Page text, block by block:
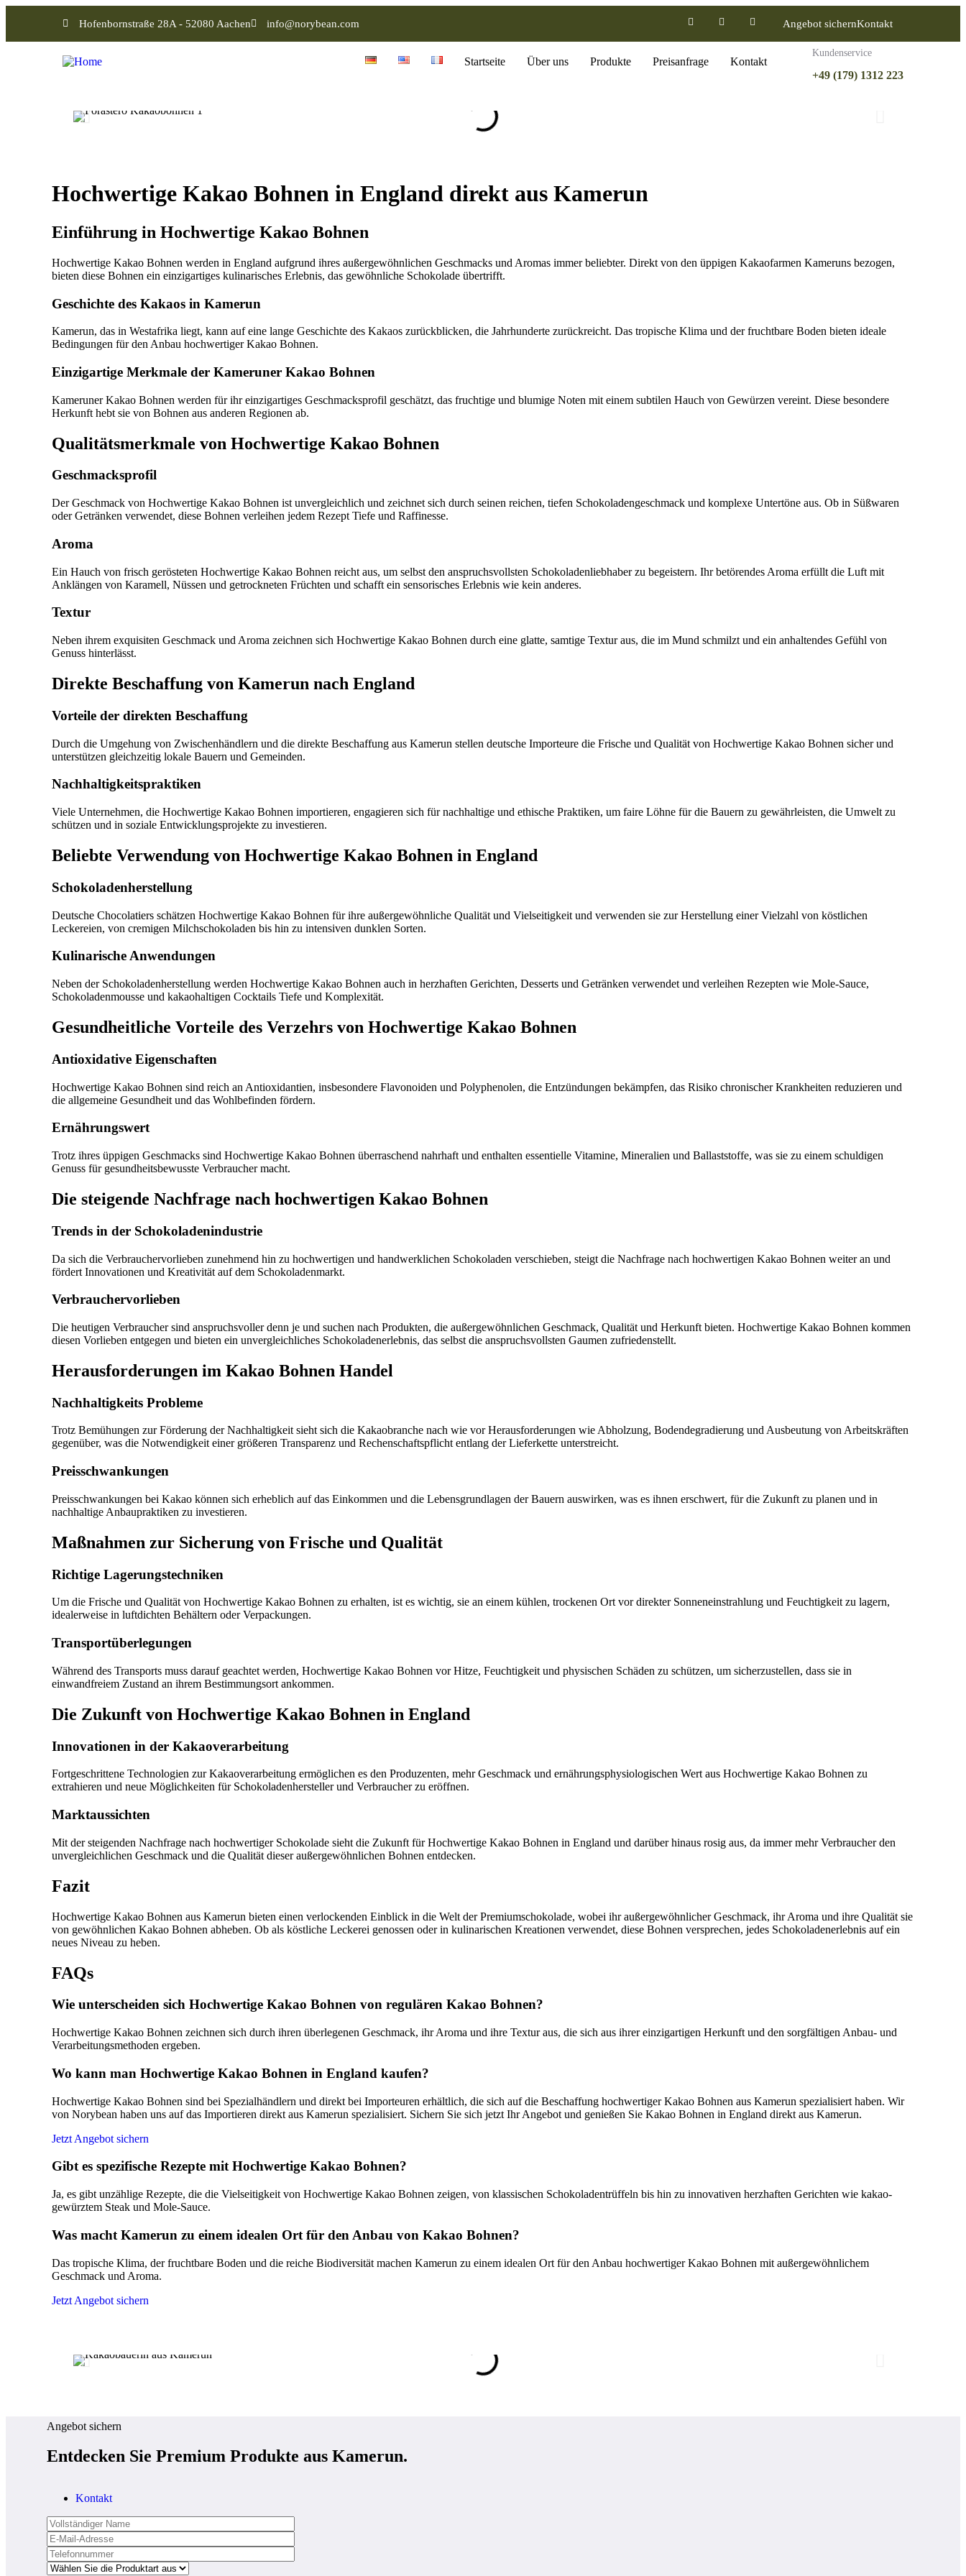
Hofenbornstraße 28A - 52080 Aachen info@norybean.com Angebot sichernKontakt
Startseite Über uns Produkte Preisanfrage Kontakt
Kundenservice
+49 (179) 1312 223
Hochwertige Kakao Bohnen in England direkt aus Kamerun
Einführung in Hochwertige Kakao Bohnen
Hochwertige Kakao Bohnen werden in England aufgrund ihres außergewöhnlichen Geschmacks und Aromas immer beliebter. Direkt von den üppigen Kakaofarmen Kameruns bezogen,
bieten diese Bohnen ein einzigartiges kulinarisches Erlebnis, das gewöhnliche Schokolade übertrifft.
Geschichte des Kakaos in Kamerun
Kamerun, das in Westafrika liegt, kann auf eine lange Geschichte des Kakaos zurückblicken, die Jahrhunderte zurückreicht. Das tropische Klima und der fruchtbare Boden bieten ideale
Bedingungen für den Anbau hochwertiger Kakao Bohnen.
Einzigartige Merkmale der Kameruner Kakao Bohnen
Kameruner Kakao Bohnen werden für ihr einzigartiges Geschmacksprofil geschätzt, das fruchtige und blumige Noten mit einem subtilen Hauch von Gewürzen vereint. Diese besondere
Herkunft hebt sie von Bohnen aus anderen Regionen ab.
Qualitätsmerkmale von Hochwertige Kakao Bohnen
Geschmacksprofil
Der Geschmack von Hochwertige Kakao Bohnen ist unvergleichlich und zeichnet sich durch seinen reichen, tiefen Schokoladengeschmack und komplexe Untertöne aus. Ob in Süßwaren
oder Getränken verwendet, diese Bohnen verleihen jedem Rezept Tiefe und Raffinesse.
Aroma
Ein Hauch von frisch gerösteten Hochwertige Kakao Bohnen reicht aus, um selbst den anspruchsvollsten Schokoladenliebhaber zu begeistern. Ihr betörendes Aroma erfüllt die Luft mit
Anklängen von Karamell, Nüssen und getrockneten Früchten und schafft ein sensorisches Erlebnis wie kein anderes.
Textur
Neben ihrem exquisiten Geschmack und Aroma zeichnen sich Hochwertige Kakao Bohnen durch eine glatte, samtige Textur aus, die im Mund schmilzt und ein anhaltendes Gefühl von
Genuss hinterlässt.
Direkte Beschaffung von Kamerun nach England
Vorteile der direkten Beschaffung
Durch die Umgehung von Zwischenhändlern und die direkte Beschaffung aus Kamerun stellen deutsche Importeure die Frische und Qualität von Hochwertige Kakao Bohnen sicher und
unterstützen gleichzeitig lokale Bauern und Gemeinden.
Nachhaltigkeitspraktiken
Viele Unternehmen, die Hochwertige Kakao Bohnen importieren, engagieren sich für nachhaltige und ethische Praktiken, um faire Löhne für die Bauern zu gewährleisten, die Umwelt zu
schützen und in soziale Entwicklungsprojekte zu investieren.
Beliebte Verwendung von Hochwertige Kakao Bohnen in England
Schokoladenherstellung
Deutsche Chocolatiers schätzen Hochwertige Kakao Bohnen für ihre außergewöhnliche Qualität und Vielseitigkeit und verwenden sie zur Herstellung einer Vielzahl von köstlichen
Leckereien, von cremigen Milchschokoladen bis hin zu intensiven dunklen Sorten.
Kulinarische Anwendungen
Neben der Schokoladenherstellung werden Hochwertige Kakao Bohnen auch in herzhaften Gerichten, Desserts und Getränken verwendet und verleihen Rezepten wie Mole-Sauce,
Schokoladenmousse und kakaohaltigen Cocktails Tiefe und Komplexität.
Gesundheitliche Vorteile des Verzehrs von Hochwertige Kakao Bohnen
Antioxidative Eigenschaften
Hochwertige Kakao Bohnen sind reich an Antioxidantien, insbesondere Flavonoiden und Polyphenolen, die Entzündungen bekämpfen, das Risiko chronischer Krankheiten reduzieren und
die allgemeine Gesundheit und das Wohlbefinden fördern.
Ernährungswert
Trotz ihres üppigen Geschmacks sind Hochwertige Kakao Bohnen überraschend nahrhaft und enthalten essentielle Vitamine, Mineralien und Ballaststoffe, was sie zu einem schuldigen
Genuss für gesundheitsbewusste Verbraucher macht.
Die steigende Nachfrage nach hochwertigen Kakao Bohnen
Trends in der Schokoladenindustrie
Da sich die Verbrauchervorlieben zunehmend hin zu hochwertigen und handwerklichen Schokoladen verschieben, steigt die Nachfrage nach hochwertigen Kakao Bohnen weiter an und
fördert Innovationen und Kreativität auf dem Schokoladenmarkt.
Verbrauchervorlieben
Die heutigen Verbraucher sind anspruchsvoller denn je und suchen nach Produkten, die außergewöhnlichen Geschmack, Qualität und Herkunft bieten. Hochwertige Kakao Bohnen kommen
diesen Vorlieben entgegen und bieten ein unvergleichliches Schokoladenerlebnis, das selbst die anspruchsvollsten Gaumen zufriedenstellt.
Herausforderungen im Kakao Bohnen Handel
Nachhaltigkeits Probleme
Trotz Bemühungen zur Förderung der Nachhaltigkeit sieht sich die Kakaobranche nach wie vor Herausforderungen wie Abholzung, Bodendegradierung und Ausbeutung von Arbeitskräften
gegenüber, was die Notwendigkeit einer größeren Transparenz und Rechenschaftspflicht entlang der Lieferkette unterstreicht.
Preisschwankungen
Preisschwankungen bei Kakao können sich erheblich auf das Einkommen und die Lebensgrundlagen der Bauern auswirken, was es ihnen erschwert, für die Zukunft zu planen und in
nachhaltige Anbaupraktiken zu investieren.
Maßnahmen zur Sicherung von Frische und Qualität
Richtige Lagerungstechniken
Um die Frische und Qualität von Hochwertige Kakao Bohnen zu erhalten, ist es wichtig, sie an einem kühlen, trockenen Ort vor direkter Sonneneinstrahlung und Feuchtigkeit zu lagern,
idealerweise in luftdichten Behältern oder Verpackungen.
Transportüberlegungen
Während des Transports muss darauf geachtet werden, Hochwertige Kakao Bohnen vor Hitze, Feuchtigkeit und physischen Schäden zu schützen, um sicherzustellen, dass sie in
einwandfreiem Zustand an ihrem Bestimmungsort ankommen.
Die Zukunft von Hochwertige Kakao Bohnen in England
Innovationen in der Kakaoverarbeitung
Fortgeschrittene Technologien zur Kakaoverarbeitung ermöglichen es den Produzenten, mehr Geschmack und ernährungsphysiologischen Wert aus Hochwertige Kakao Bohnen zu
extrahieren und neue Möglichkeiten für Schokoladenhersteller und Verbraucher zu eröffnen.
Marktaussichten
Mit der steigenden Nachfrage nach hochwertiger Schokolade sieht die Zukunft für Hochwertige Kakao Bohnen in England und darüber hinaus rosig aus, da immer mehr Verbraucher den
unvergleichlichen Geschmack und die Qualität dieser außergewöhnlichen Bohnen entdecken.
Fazit
Hochwertige Kakao Bohnen aus Kamerun bieten einen verlockenden Einblick in die Welt der Premiumschokolade, wobei ihr außergewöhnlicher Geschmack, ihr Aroma und ihre Qualität sie
von gewöhnlichen Kakao Bohnen abheben. Ob als köstliche Leckerei genossen oder in kulinarischen Kreationen verwendet, diese Bohnen versprechen, jedes Schokoladenerlebnis auf ein
neues Niveau zu heben.
FAQs
Wie unterscheiden sich Hochwertige Kakao Bohnen von regulären Kakao Bohnen?
Hochwertige Kakao Bohnen zeichnen sich durch ihren überlegenen Geschmack, ihr Aroma und ihre Textur aus, die sich aus ihrer einzigartigen Herkunft und den sorgfältigen Anbau- und
Verarbeitungsmethoden ergeben.
Wo kann man Hochwertige Kakao Bohnen in England kaufen?
Hochwertige Kakao Bohnen sind bei Spezialhändlern und direkt bei Importeuren erhältlich, die sich auf die Beschaffung hochwertiger Kakao Bohnen aus Kamerun spezialisiert haben. Wir
von Norybean haben uns auf das Importieren direkt aus Kamerun spezialisiert. Sichern Sie sich jetzt Ihr Angebot und genießen Sie Kakao Bohnen in England direkt aus Kamerun.
Jetzt Angebot sichern
Gibt es spezifische Rezepte mit Hochwertige Kakao Bohnen?
Ja, es gibt unzählige Rezepte, die die Vielseitigkeit von Hochwertige Kakao Bohnen zeigen, von klassischen Schokoladentrüffeln bis hin zu innovativen herzhaften Gerichten wie kakao-
gewürztem Steak und Mole-Sauce.
Was macht Kamerun zu einem idealen Ort für den Anbau von Kakao Bohnen?
Das tropische Klima, der fruchtbare Boden und die reiche Biodiversität machen Kamerun zu einem idealen Ort für den Anbau hochwertiger Kakao Bohnen mit außergewöhnlichem
Geschmack und Aroma.
Jetzt Angebot sichern
Angebot sichern
Entdecken Sie Premium Produkte aus Kamerun.
Kontakt